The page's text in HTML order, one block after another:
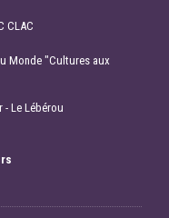
CLAC
Monde "Cultures aux
Le Lébérou